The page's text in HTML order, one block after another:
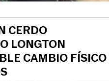
CERDO
LONGTON
CAMBIO FÍSICO